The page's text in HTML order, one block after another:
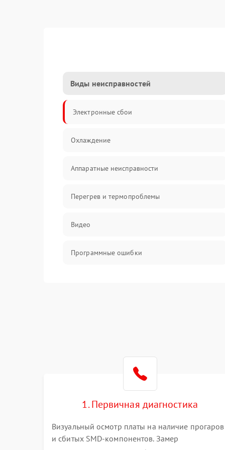
Виды неисправностей
Электронные сбои
Охлаждение
Аппаратные неисправности
Перегрев и термопроблемы
Видео
Программные ошибки
Электронные компоненты
Интерфейсы
1. Первичная диагностика
Визуальный осмотр платы на наличие прогаров
и сбитых SMD-компонентов. Замер